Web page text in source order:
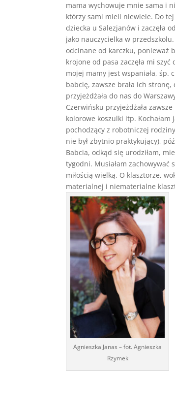
mama wychowuje mnie sama i
którzy sami mieli niewiele. Do
dziecka u Salezjanów i zaczęła
jako nauczycielka w
odcinane od karczku, ponieważ
krojone od pasa zaczęła mi
mojej mamy jest wspaniała, śp.
babcię, zawsze brała ich
przyjeżdżała do nas do
Czerwińsku przyjeżdżała
kolorowe koszulki itp.
pochodzący z robotniczej
nie był zbytnio praktykujący),
Babcia, odkąd się urodziłam,
tygodni. Musiałam zachowywać
miłością wielką. O klasztorze,
materialnej i niematerialne
Agnieszka Janas – fot. Agnieszka
Rzymek